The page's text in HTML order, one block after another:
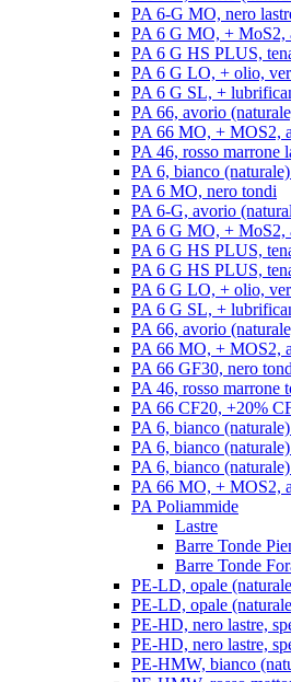
PA 6-G MO, nero
PA 6 G MO, + MoS2,
PA 6 G HS PLUS,
PA 6 G LO, + olio,
PA 6 G SL, +
PA 66, avorio
PA 66 MO, + MOS2,
PA 46, rosso marrone
PA 6, bianco
PA 6 MO, nero tondi
PA 6-G, avorio
PA 6 G MO, + MoS2,
PA 6 G HS PLUS,
PA 6 G HS PLUS,
PA 6 G LO, + olio,
PA 6 G SL, +
PA 66, avorio
PA 66 MO, + MOS2,
PA 66 GF30, nero
PA 46, rosso marrone
PA 66 CF20, +20%
PA 6, bianco
PA 6, bianco
PA 6, bianco
PA 66 MO, + MOS2,
PA Poliammide
Lastre
Barre Tonde
Barre Tonde
PE-LD, opale
PE-LD, opale
PE-HD, nero lastre,
PE-HD, nero lastre,
PE-HMW, bianco